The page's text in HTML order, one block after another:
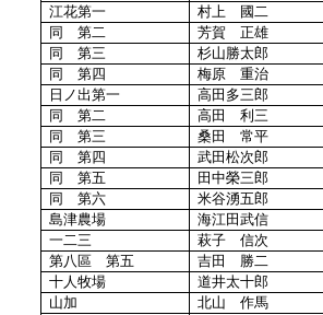
江花第一
村上 國二
同 第二
芳賀 正雄
同 第三
杉山勝太郎
同 第四
梅原 重治
日ノ出第一
高田多三郎
同 第二
高田 利三
同 第三
桑田 常平
同 第四
武田松次郎
同 第五
田中榮三郎
同 第六
米谷湧五郎
島津農場
海江田武信
一二三
萩子 信次
第八區 第五
吉田 勝二
十人牧場
道井太十郎
山加
北山 作馬